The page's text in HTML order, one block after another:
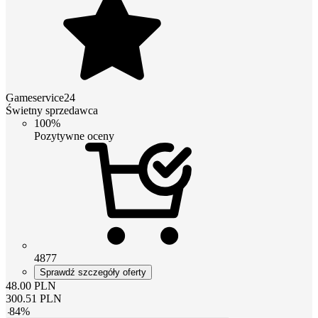
Gameservice24
Świetny sprzedawca
100%
Pozytywne oceny
4877
Sprawdź szczegóły oferty
48.00 PLN
300.51 PLN
-84%